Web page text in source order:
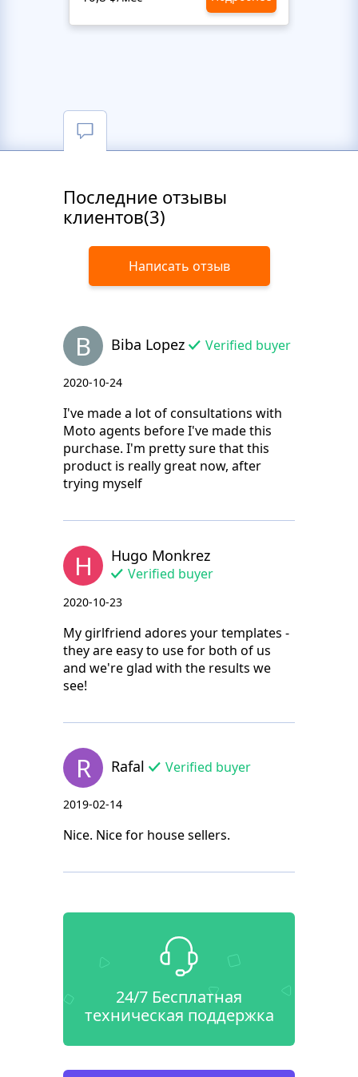
Последние отзывы
клиентов(3)
Написать отзыв
B Biba Lopez Verified buyer
2020-10-24
I've made a lot of consultations with
Moto agents before I've made this
purchase. I'm pretty sure that this
product is really great now, after
trying myself
H Hugo Monkrez
Verified buyer
2020-10-23
My girlfriend adores your templates -
they are easy to use for both of us
and we're glad with the results we
see!
R Rafal Verified buyer
2019-02-14
Nice. Nice for house sellers.
24/7 Бесплатная
техническая поддержка